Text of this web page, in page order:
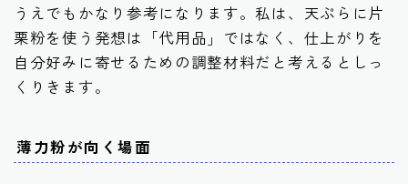
うえでもかなり参考になります。私は、天ぷらに片
栗粉を使う発想は「代用品」ではなく、仕上がりを
自分好みに寄せるための調整材料だと考えるとしっ
くりきます。
薄力粉が向く場面